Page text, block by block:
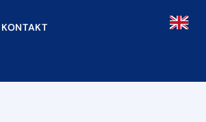
KONTAKT